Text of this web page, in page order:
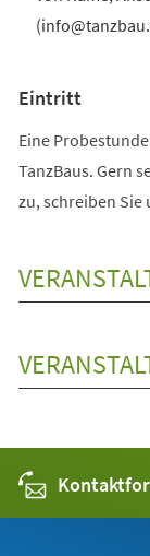
Eintritt
Eine
TanzBaus. Gern
zu, schreiben Sie